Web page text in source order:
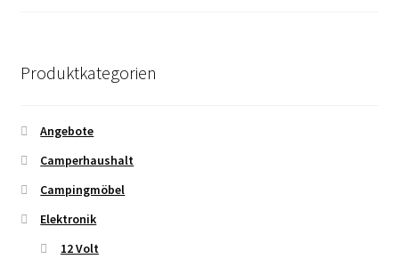
Produktkategorien
Angebote
Camperhaushalt
Campingmöbel
Elektronik
12 Volt